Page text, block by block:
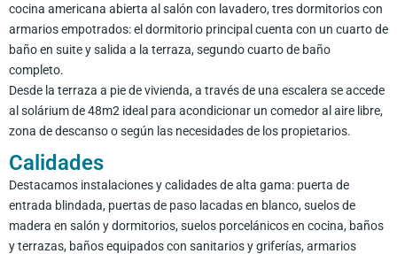
cocina americana abierta al salón con lavadero, tres dormitorios con
armarios empotrados: el dormitorio principal cuenta con un cuarto de
baño en suite y salida a la terraza, segundo cuarto de baño
completo.
Desde la terraza a pie de vivienda, a través de una escalera se accede
al solárium de 48m2 ideal para acondicionar un comedor al aire libre,
zona de descanso o según las necesidades de los propietarios.
Calidades
Destacamos instalaciones y calidades de alta gama: puerta de
entrada blindada, puertas de paso lacadas en blanco, suelos de
madera en salón y dormitorios, suelos porcelánicos en cocina, baños
y terrazas, baños equipados con sanitarios y griferías, armarios